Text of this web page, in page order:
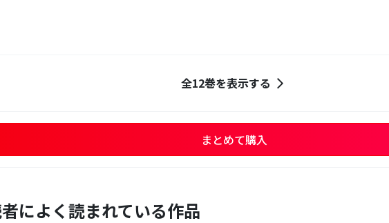
全12巻を表示する
まとめて購入
によく読まれている作品